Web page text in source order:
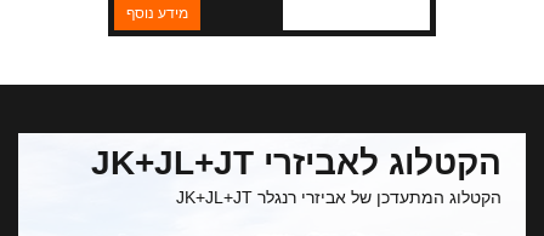
מידע נוסף
הקטלוג לאביזרי JK+JL+JT
הקטלוג המתעדכן של אביזרי רנגלר JK+JL+JT